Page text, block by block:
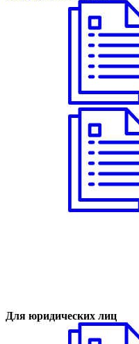
Для юридических лиц